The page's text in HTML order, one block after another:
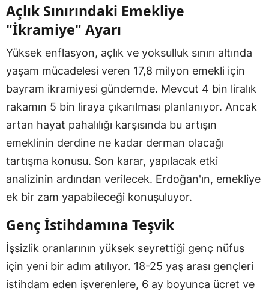
Açlık Sınırındaki Emekliye
"İkramiye" Ayarı
Yüksek enflasyon, açlık ve yoksulluk sınırı altında
yaşam mücadelesi veren 17,8 milyon emekli için
bayram ikramiyesi gündemde. Mevcut 4 bin liralık
rakamın 5 bin liraya çıkarılması planlanıyor. Ancak
artan hayat pahalılığı karşısında bu artışın
emeklinin derdine ne kadar derman olacağı
tartışma konusu. Son karar, yapılacak etki
analizinin ardından verilecek. Erdoğan'ın, emekliye
ek bir zam yapabileceği konuşuluyor.
Genç İstihdamına Teşvik
İşsizlik oranlarının yüksek seyrettiği genç nüfus
için yeni bir adım atılıyor. 18-25 yaş arası gençleri
istihdam eden işverenlere, 6 ay boyunca ücret ve